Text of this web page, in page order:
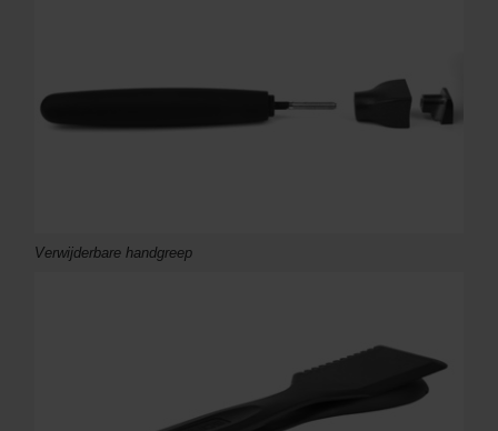
Verwijderbare handgreep